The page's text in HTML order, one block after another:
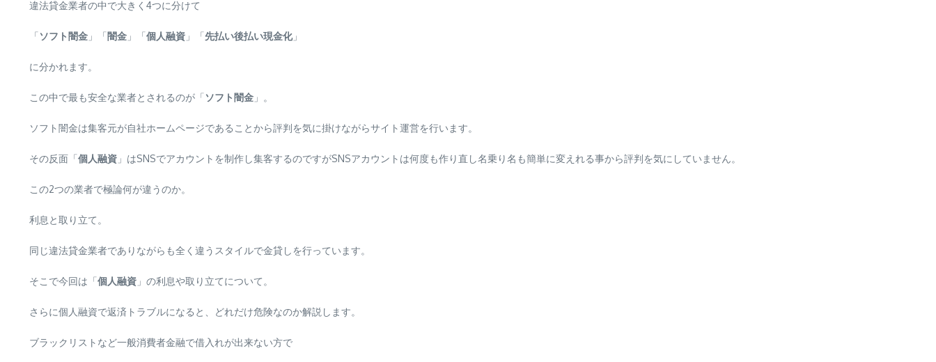
違法貸金業者の中で大きく4つに分けて
「ソフト闇金 」「闇金 」「個人融資 」「先払い後払い現金化」
に分かれます。
この中で最も安全な業者とされるのが「ソフト闇金 」。
ソフト闇金は集客元が自社ホームページであることから評判を気に掛けながらサイト運営を行います。
その反面「個人融資 」はSNSでアカウントを制作し集客するのですがSNSアカウントは何度も作り直し名乗り名も簡単に変えれる事から評判を気にしていません。
この2つの業者で極論何が違うのか。
利息と取り立て。
同じ違法貸金業者でありながらも全く違うスタイルで金貸しを行っています。
そこで今回は「個人融資 」の利息や取り立てについて。
さらに個人融資で返済トラブルになると、どれだけ危険なのか解説します。
ブラックリストなど一般消費者金融で借入れが出来ない方で